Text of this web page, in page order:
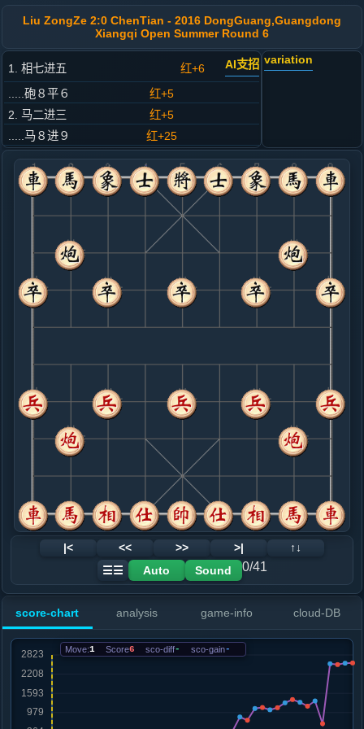
Liu ZongZe 2:0 ChenTian - 2016 DongGuang,Guangdong
Xiangqi Open Summer Round 6
1. 相七进五 红+6 AI支招
.....砲８平６
红+5
2. 马二进三
红+5
.....马８进９
红+25
3. 车一平二
红+6
.....车９平８
红+25
4. 兵七进一
红+27
.....车８进４
红+26
5. 炮二平一
红+27
.....车８平４
6. 马八进七
红+21
仕六进五
.....马２进３
红+30
象３进５
7. 车二进四
红+21
8. 车二平六
红+48
.....车４平６
红+152
车４平５
9. 车六进四
红+144
.....士４进５
10. 马七进六
红+161
.....车６平８
红+261
车６平２
红+160
炮八平七
.....砲６退１
红+102
12. 车六退四
红+117
红+362
砲２退１
13. 炮八平七
红+375
.....砲２进２
红+1109
砲２退２
15. 兵三进一
.....砲２平６
16. 车八进五
variation
|< << >> >|
↑↓
☰☰
Auto Sound 0/41
score-chart analysis game-info cloud-DB
Move:1 Score6 sco-diff- sco-gain-